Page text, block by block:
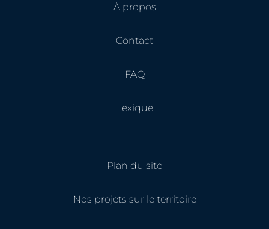
À propos
Contact
FAQ
Lexique
Plan du site
Nos projets sur le territoire